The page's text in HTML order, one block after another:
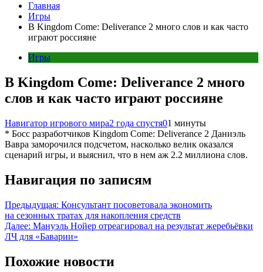
Главная
Игры
В Kingdom Come: Deliverance 2 много слов и как часто
играют россияне
Игры
В Kingdom Come: Deliverance 2 много
слов и как часто играют россияне
Навигатор игрового мира2 года спустя01 минуты
* Босс разработчиков Kingdom Come: Deliverance 2 Даниэль
Вавра заморочился подсчетом, насколько велик оказался
сценарий игры, и выяснил, что в нем аж 2.2 миллиона слов.
Навигация по записям
Предыдущая: Консультант посоветовала экономить
на сезонных тратах для накопления средств
Далее: Мануэль Нойер отреагировал на результат жеребьёвки
ЛЧ для «Баварии»
Похожие новости